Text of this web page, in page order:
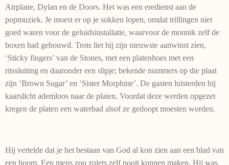
Airplane, Dylan en de Doors. Het was een eredienst aan de
popmuziek. Je moest er op je sokken lopen, omdat trillingen niet
goed waren voor de geluidsinstallatie, waarvoor de monnik zelf de
boxen had gebouwd. Trots liet hij zijn nieuwste aanwinst zien,
‘Sticky fingers’ van de Stones, met een platenhoes met een
ritssluiting en daaronder een slipje; bekende nummers op die plaat
zijn ‘Brown Sugar’ en ‘Sister Morphine’. De gasten luisterden bij
kaarslicht ademloos naar de platen. Voordat deze werden opgezet
kregen de platen een waterbad alsof ze gedoopt moesten worden.
Hij vertelde dat je het bestaan van God al kon zien aan een blad van
een boom. Een mens zou zoiets zelf nooit kunnen maken. Hij was